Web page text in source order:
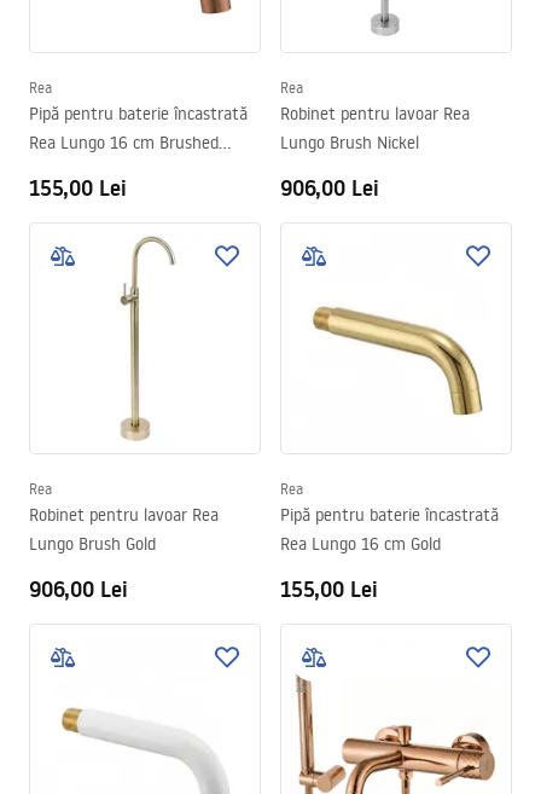
Rea
Pipă pentru baterie încastrată
Rea Lungo 16 cm Brushed
155,00 Lei
Rea
Robinet pentru lavoar Rea
Lungo Brush Nickel
906,00 Lei
Rea
Robinet pentru lavoar Rea
Lungo Brush Gold
906,00 Lei
Rea
Pipă pentru baterie încastrată
Rea Lungo 16 cm Gold
155,00 Lei